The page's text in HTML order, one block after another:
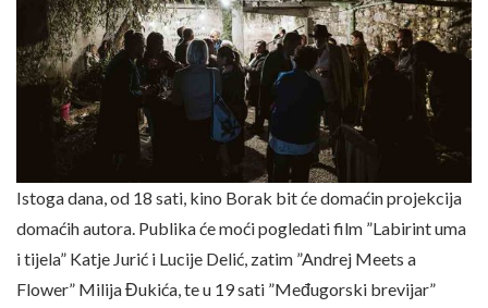
Istoga dana, od 18 sati, kino Borak bit će domaćin projekcija
domaćih autora. Publika će moći pogledati film ”Labirint uma
i tijela” Katje Jurić i Lucije Delić, zatim ”Andrej Meets a
Flower” Milija Đukića, te u 19 sati ”Međugorski brevijar”